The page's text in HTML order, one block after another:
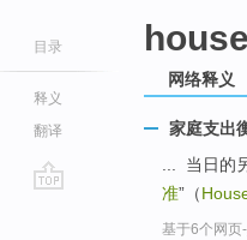
目录
释义
翻译
网络释义
家庭支出
... 当日的
准”（
基于6个网页-